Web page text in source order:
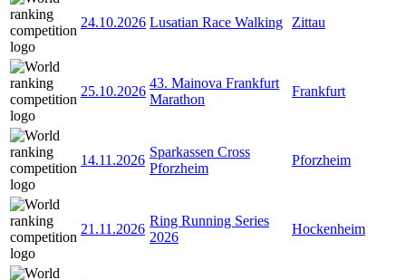
24.10.2026 Lusatian Race Walking Zittau
25.10.2026
43. Mainova Frankfurt
Marathon
Frankfurt
14.11.2026
Sparkassen Cross
Pforzheim
Pforzheim
21.11.2026
Ring Running Series
2026
Hockenheim